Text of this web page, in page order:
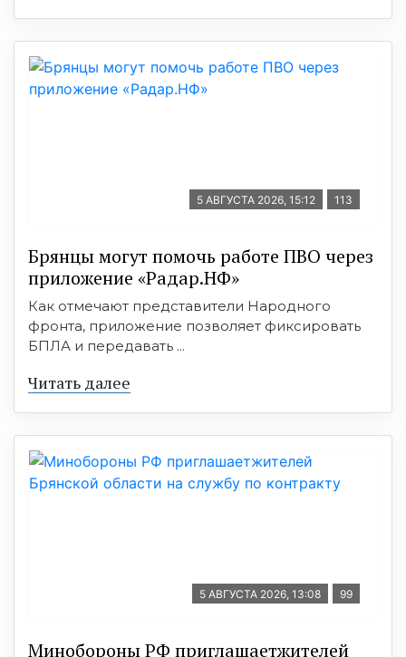
5 АВГУСТА 2026, 15:12 113
Брянцы могут помочь работе ПВО через
приложение «Радар.НФ»
Как отмечают представители Народного
фронта, приложение позволяет фиксировать
БПЛА и передавать ...
Читать далее
5 АВГУСТА 2026, 13:08 99
Минобoроны РФ приглaшaетжитeлeй